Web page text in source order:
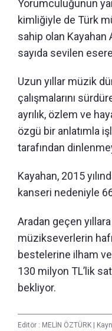
Yorumculuğunun
kimliğiyle de Türk
sahip olan Kayahan
sayıda sevilen
Uzun yıllar müzik
çalışmalarını
ayrılık, özlem ve
özgü bir anlatımla
tarafından
Kayahan, 2015
kanseri nedeniyle
Aradan geçen
müzikseverlerin
bestelerine ilham
130 milyon TL’lik
bekliyor.
Editör : MELİN ÖZTÜRK |